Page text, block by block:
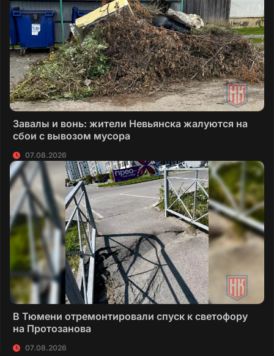
Завалы и вонь: жители Невьянска жалуются на
сбои с вывозом мусора
07.08.2026
В Тюмени отремонтировали спуск к светофору
на Протозанова
07.08.2026